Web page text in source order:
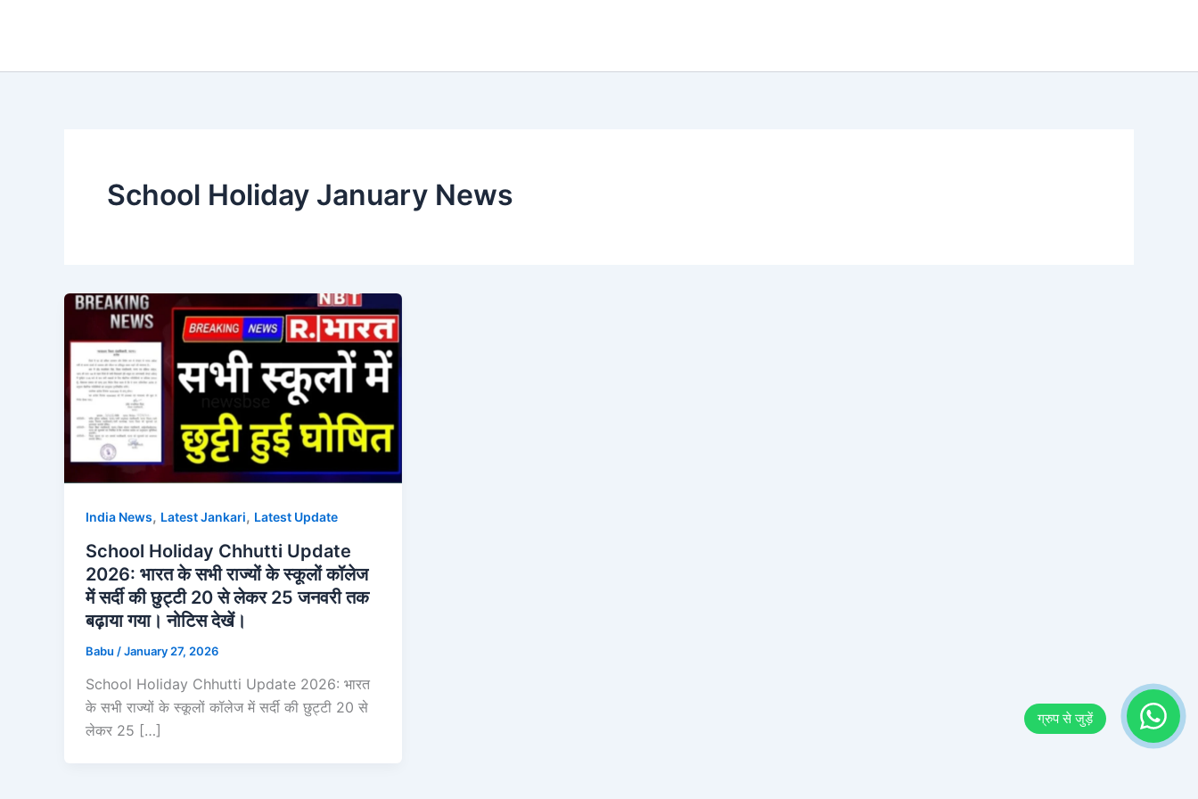
School Holiday January News
India News, Latest Jankari, Latest Update
School Holiday Chhutti Update
2026: भारत के सभी राज्यों के स्कूलों कॉलेज
में सर्दी की छुट्टी 20 से लेकर 25 जनवरी तक
बढ़ाया गया। नोटिस देखें।
Babu /January 27, 2026
School Holiday Chhutti Update 2026: भारत
के सभी राज्यों के स्कूलों कॉलेज में सर्दी की छुट्टी 20 से
लेकर 25 […]